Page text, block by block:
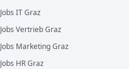
Jobs ITGraz
Jobs VertriebGraz
Jobs MarketingGraz
Jobs HRGraz